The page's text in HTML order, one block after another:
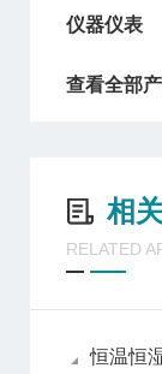
仪器仪表
查看全部
相
RELATED
恒温恒湿